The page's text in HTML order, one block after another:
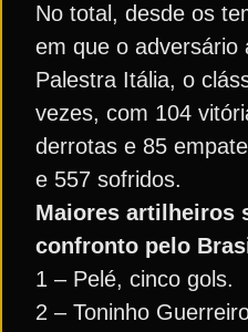
No total, desde os
em que o adversário
Palestra Itália, o
vezes, com 104
derrotas e 85
e 557 sofridos.
Maiores artilheiros
confronto pelo
1 – Pelé, cinco gols.
2 – Toninho